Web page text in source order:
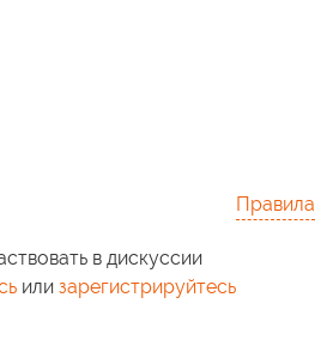
Правила
в дискуссии
или зарегистрируйтесь